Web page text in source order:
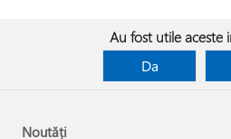
Au fost utile aceste
Da
Noutăți